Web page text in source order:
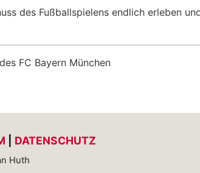
des Fußballspielens endlich erleben
FC Bayern München
DATENSCHUTZ
Huth